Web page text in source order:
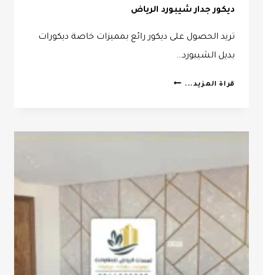
ديكور جدار شيبورد الرياض
تريد الحصول على ديكور رائع بمميزات خاصة ديكورات
بديل الشيبورد…
قراة المزيد... ديكورات
جدار
شيبورد
الرياض